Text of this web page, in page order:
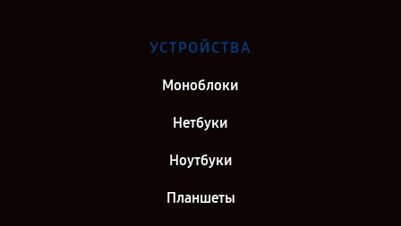
УСТРОЙСТВА
Моноблоки
Нетбуки
Ноутбуки
Планшеты